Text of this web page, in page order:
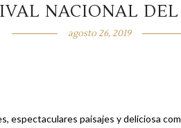
NACIONAL
agosto 26, 2019
espectaculares paisajes y deliciosa